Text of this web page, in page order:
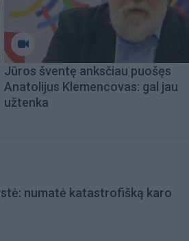
Jūros šventę anksčiau puošęs
Anatolijus Klemencovas: gal jau
užtenka
numatė katastrofišką karo